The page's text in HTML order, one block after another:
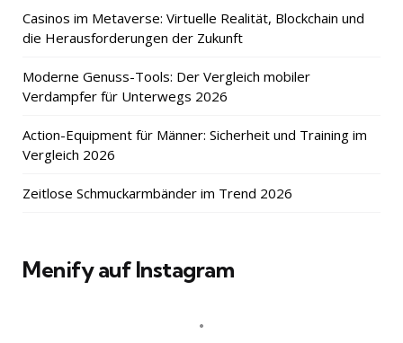
Casinos im Metaverse: Virtuelle Realität, Blockchain und
die Herausforderungen der Zukunft
Moderne Genuss-Tools: Der Vergleich mobiler
Verdampfer für Unterwegs 2026
Action-Equipment für Männer: Sicherheit und Training im
Vergleich 2026
Zeitlose Schmuckarmbänder im Trend 2026
Menify auf Instagram